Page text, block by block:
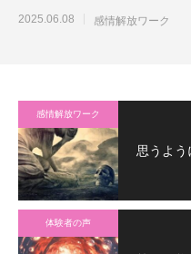
て。
2025.06.08 感情解放ワーク
感情解放ワーク
思うよ
体験者の声